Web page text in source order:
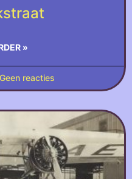
»
Geen reacties